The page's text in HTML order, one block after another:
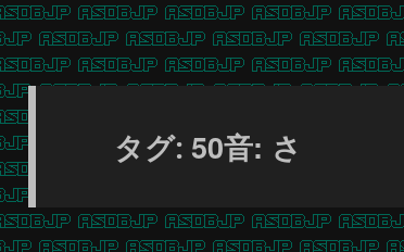
タグ: 50音: さ